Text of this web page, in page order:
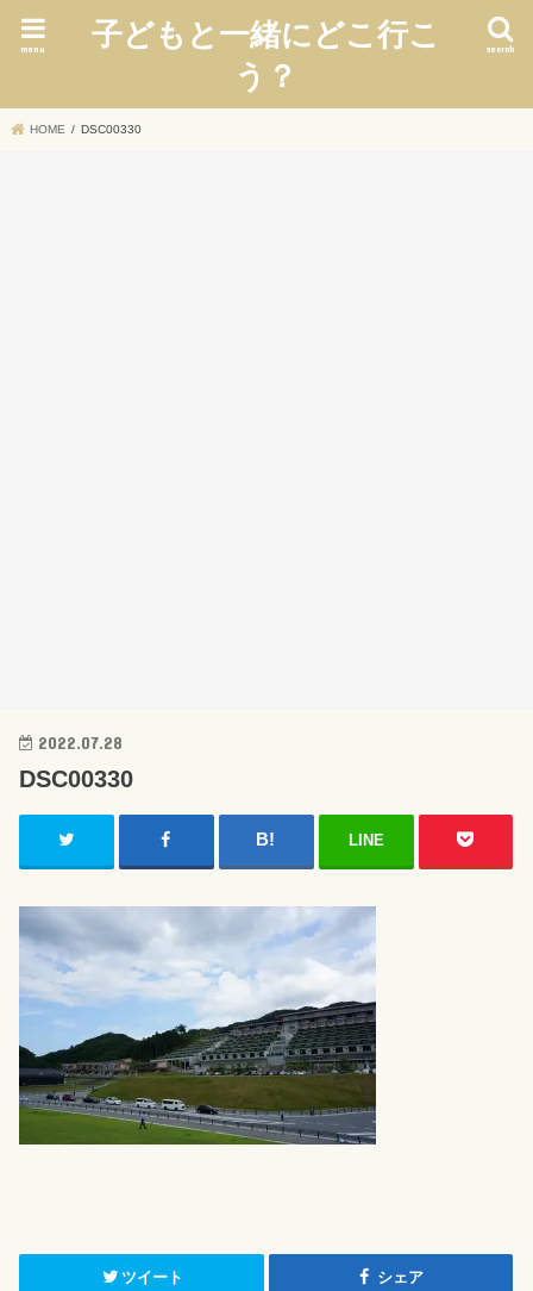
子どもと一緒にどこ行こ
う？
search
menu
HOME DSC00330
2022.07.28
DSC00330
LINE
ツイート シェア